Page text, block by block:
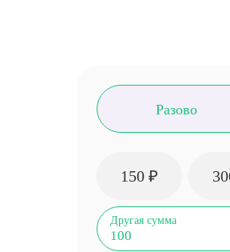
Разово
150 ₽
Другая сумма